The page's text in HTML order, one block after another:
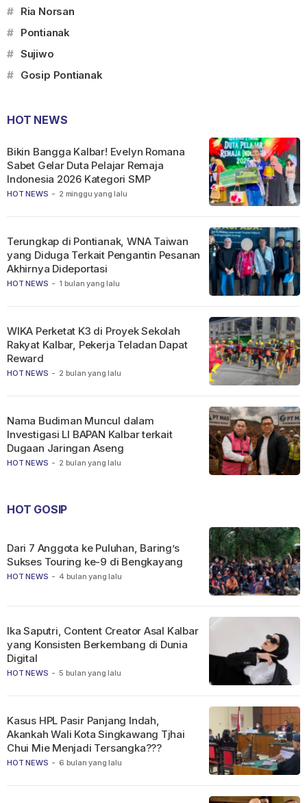
# Ria Norsan
# Pontianak
# Sujiwo
# Gosip Pontianak
HOT NEWS
HOT NEWS - 2 minggu yang lalu
Bikin Bangga Kalbar! Evelyn Romana
Sabet Gelar Duta Pelajar Remaja
Indonesia 2026 Kategori SMP
HOT NEWS - 1 bulan yang lalu
Terungkap di Pontianak, WNA Taiwan
yang Diduga Terkait Pengantin Pesanan
Akhirnya Dideportasi
HOT NEWS - 2 bulan yang lalu
WIKA Perketat K3 di Proyek Sekolah
Rakyat Kalbar, Pekerja Teladan Dapat
Reward
HOT NEWS - 2 bulan yang lalu
Nama Budiman Muncul dalam
Investigasi LI BAPAN Kalbar terkait
Dugaan Jaringan Aseng
HOT GOSIP
HOT NEWS - 4 bulan yang lalu
Dari 7 Anggota ke Puluhan, Baring’s
Sukses Touring ke-9 di Bengkayang
HOT NEWS - 5 bulan yang lalu
Ika Saputri, Content Creator Asal Kalbar
yang Konsisten Berkembang di Dunia
Digital
HOT NEWS - 6 bulan yang lalu
Kasus HPL Pasir Panjang Indah,
Akankah Wali Kota Singkawang Tjhai
Chui Mie Menjadi Tersangka???